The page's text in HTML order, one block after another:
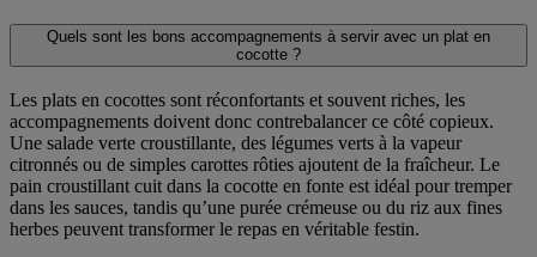
Quels sont les bons accompagnements à servir avec un plat en
cocotte ?
Les plats en cocottes sont réconfortants et souvent riches, les
accompagnements doivent donc contrebalancer ce côté copieux.
Une salade verte croustillante, des légumes verts à la vapeur
citronnés ou de simples carottes rôties ajoutent de la fraîcheur. Le
pain croustillant cuit dans la cocotte en fonte est idéal pour tremper
dans les sauces, tandis qu’une purée crémeuse ou du riz aux fines
herbes peuvent transformer le repas en véritable festin.